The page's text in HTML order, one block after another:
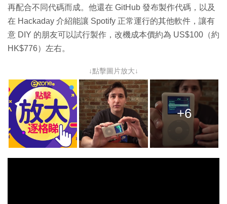
再配合不同代碼而成。他還在 GitHub 發布製作代碼，以及
在 Hackaday 介紹能讓 Spotify 正常運行的其他軟件，讓有
意 DIY 的朋友可以試行製作，改機成本價約為 US$100（約
HK$776）左右。
↓點擊圖片放大↓
+6